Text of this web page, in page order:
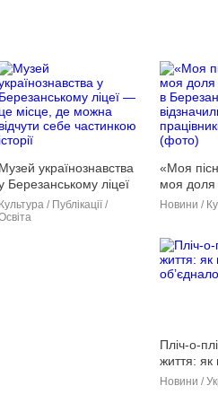
Музей українознавства
Березанському ліцеї
— це місце, де можна
себе частинкою
Культура / Публікації /
«Моя
моя доля
в
(фото)
Новини /
Пліч-о-
життя: як
об’єднало
Новини /